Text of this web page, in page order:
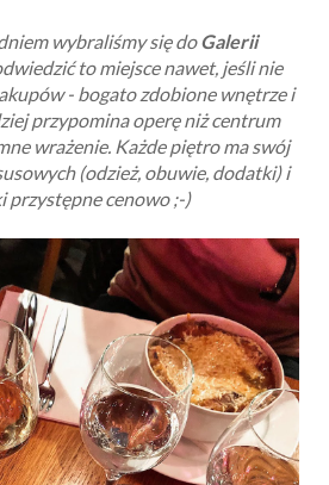
wybraliśmy się doGalerii
to miejsce nawet, jeśli nie
- bogato zdobione wnętrze i
przypomina operę niż centrum
wrażenie. Każde piętro ma swój
(odzież, obuwie, dodatki) i
przystępne cenowo ;-)